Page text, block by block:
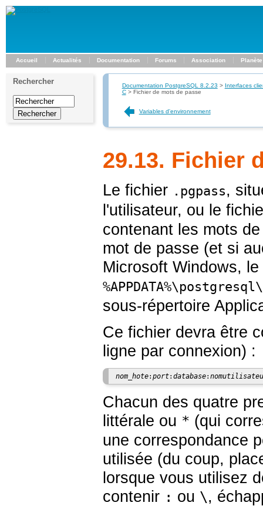
Accueil Actualités Documentation Forums Association Planète
Rechercher Documentation PostgreSQL 8.2.23 > Interfaces
C> Fichier de mots de passe
Variables d'environnement
29.13. Fichier
Le fichier .pgpass,
l'utilisateur, ou le
contenant les mots
mot de passe (et si
Microsoft Windows,
sous-répertoire
Ce fichier devra être
ligne par connexion) :
nom_hote: port: database:
Chacun des quatre
littérale ou * (qui
une correspondance
utilisée (du coup,
lorsque vous utilisez
contenir : ou \,